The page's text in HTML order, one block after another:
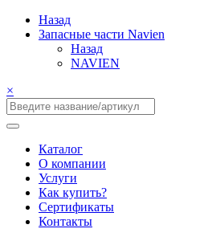
Назад
Запасные части Navien
Назад
NAVIEN
×
Каталог
О компании
Услуги
Как купить?
Сертификаты
Контакты